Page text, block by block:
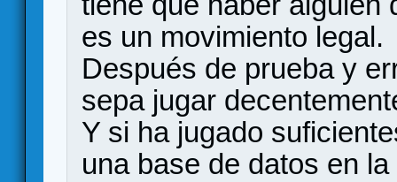
es un movimiento legal.
Después de prueba y
sepa jugar
Y si ha jugado
una base de datos en